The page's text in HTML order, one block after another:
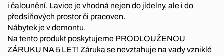
i čalounění. Lavice je vhodná nejen do jídelny, ale i do
předsíňových prostor či pracoven.
Nábytek je v demontu.
Na tento produkt poskytujeme PRODLOUŽENOU
ZÁRUKU NA 5 LET! Záruka se nevztahuje na vady vzniklé